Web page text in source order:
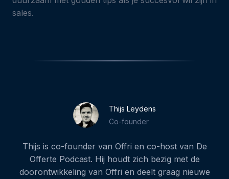
sales.
Thijs Leydens
Co-founder
Thijs is co-founder van Offri en co-host van De
Offerte Podcast. Hij houdt zich bezig met de
doorontwikkeling van Offri en deelt graag nieuwe